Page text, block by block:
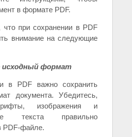
в формате PDF.
что при сохранении в PDF
внимание на следующие
исходный формат
в PDF важно сохранить
документа. Убедитесь,
изображения и
текста правильно
PDF-файле.